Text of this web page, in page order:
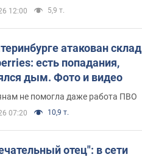
12:00 5,9 т.
атакован склад
есть попадания,
дым. Фото и видео
не помогла даже работа ПВО
07:20 10,9 т.
отец": в сети